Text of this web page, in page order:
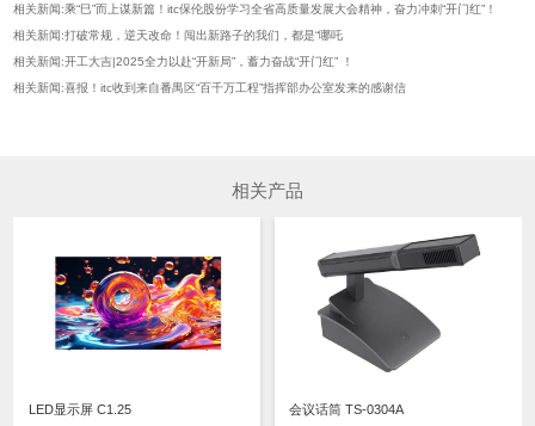
相关新闻:乘“巳”而上谋新篇！itc保伦股份学习全省高质量发展大会精神，奋力冲刺“开门红”！
相关新闻:打破常规，逆天改命！闯出新路子的我们，都是“哪吒
相关新闻:开工大吉|2025全力以赴“开新局”，蓄力奋战“开门红” ！
相关新闻:喜报！itc收到来自番禺区“百千万工程”指挥部办公室发来的感谢信
相关产品
LED显示屏 C1.25 会议话筒 TS-0304A